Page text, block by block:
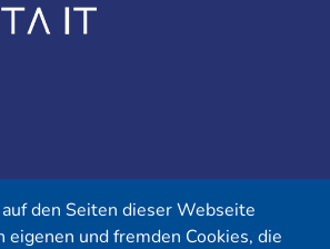
den Seiten dieser Webseite
eigenen und fremden Cookies, die